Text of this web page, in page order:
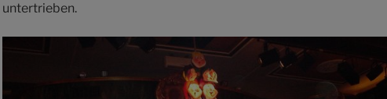
untertrieben.